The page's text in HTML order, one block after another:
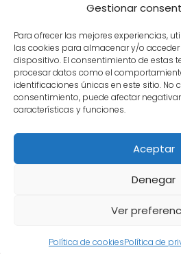
Gestionar
Para ofrecer las mejores experiencias,
las cookies para almacenar y/o
dispositivo. El consentimiento de estas
procesar datos como el
identificaciones únicas en este sitio. No
consentimiento, puede afectar
características y funciones.
Aceptar
Denegar
Ver
Política de cookiesPolítica de
Añadas, crianza y guarda
Rioja y guías de regalo
Cultura
curiosidades
Enoturismo en
Maridajes y vino en la mesa
ciudades
Tipos de Rioja y
bodegas por área
|Política de
Sitemap XML·